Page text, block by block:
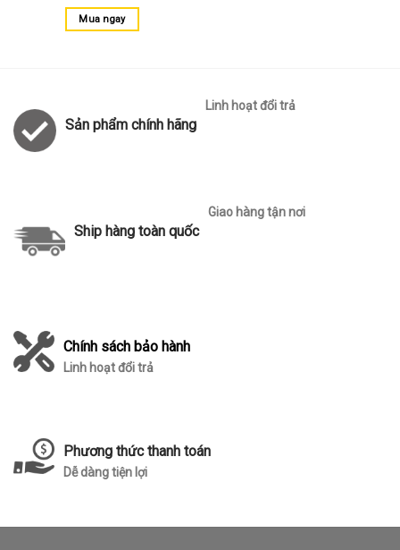
Mua ngay
Sản phẩm chính hãng
Linh hoạt đổi trả
Ship hàng toàn quốc
Giao hàng tận nơi
Chính sách bảo hành
Linh hoạt đổi trả
Phương thức thanh toán
Dễ dàng tiện lợi